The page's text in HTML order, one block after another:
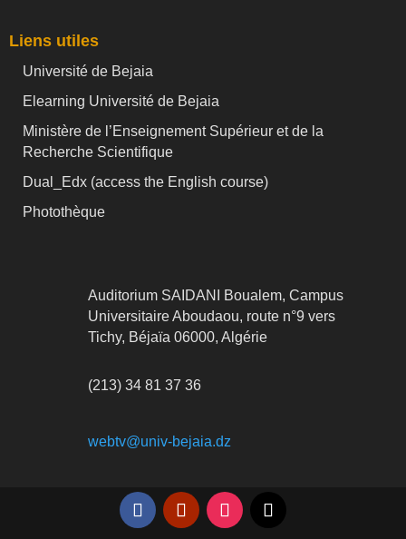
Liens utiles
Université de Bejaia
Elearning Université de Bejaia
Ministère de l’Enseignement Supérieur et de la
Recherche Scientifique
Dual_Edx (access the English course)
Photothèque
Auditorium SAIDANI Boualem, Campus
Universitaire Aboudaou, route n°9 vers
Tichy, Béjaïa 06000, Algérie
(213) 34 81 37 36
webtv@univ-bejaia.dz